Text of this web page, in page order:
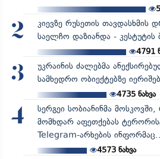
2
კიევზე რუსეთის თავდასხმის
საელჩო დაზიანდა - კესტუტის
4791
3
უკრაინის ძალებმა
სამხედრო ობიექტებზე
4735ნახვა
4
სერგეი სობიანინმა
მომხდარ აფეთქებას
Telegram-არხების
4573ნახვა